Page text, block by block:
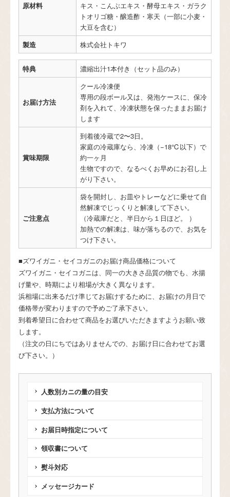
原材料
キス・こんぶエキス・酵母エキス・ガラク
トオリゴ糖・醸造酢・寒天（一部に小麦・
大豆を含む）
製造
株式会社トキワ
特典 濃縮出汁1本付き（セット品のみ）
お届け方法
クール冷凍便
専用の段ボール又は、発泡ケースに、保冷
剤を入れて、冷凍状態を保ったままお届け
します
賞味期限
到着後冷蔵で2〜3日。
家庭の冷蔵庫なら、冷凍（−18℃以下）で
約一ヶ月
生物ですので、なるべくお早めにお召し上
がり下さい。
ご注意点
袋を開封し、お皿やトレーなどに乗せて自
然解凍でじっくりと解凍して下さい。
（冷蔵庫だと、半日から１日ほど。 ）
加熱での解凍は、味が落ちるので、お気を
つけ下さい。
■ズワイガニ・セイコガニのお届け商品価格について
ズワイガニ・セイコガニは、同一の大きさ品質の物でも、水揚
げ量や、時期により相場が大きく異なります。
浜相場に出来るだけ準じてお届けするために、お届けの月日で
価格帯が変わりますので予めご了承下さい。
到着希望日に合わせて商品をお選びいただきますようお願い致
します。
（注文の日にちではありませんでの、お届け日に合わせてお選
び下さい。）
人数別カニの量の目安
支払方法について
お届日時指定について
領収書について
熨斗対応
メッセージカード